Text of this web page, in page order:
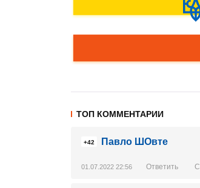
ТОП КОММЕНТАРИИ
+42 Павло ШОвте
01.07.2022 22:56 Ответить